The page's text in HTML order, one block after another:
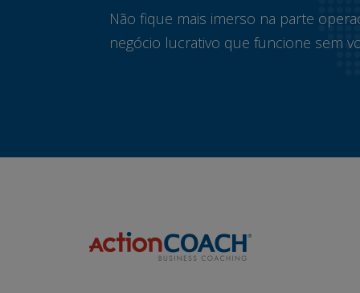
Não fique mais imerso na parte
negócio lucrativo que funcione sem